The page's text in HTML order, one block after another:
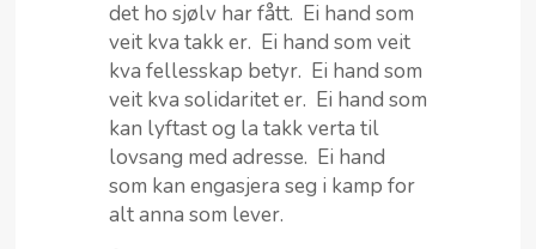
det ho sjølv har fått. Ei hand som
veit kva takk er. Ei hand som veit
kva fellesskap betyr. Ei hand som
veit kva solidaritet er. Ei hand som
kan lyftast og la takk verta til
lovsang med adresse. Ei hand
som kan engasjera seg i kamp for
alt anna som lever.